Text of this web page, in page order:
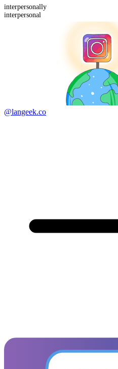
interpersonally
interpersonal
@langeek.co